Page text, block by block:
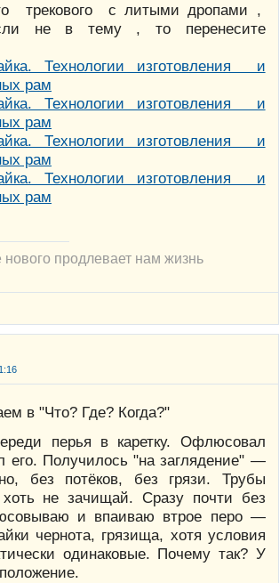
трекового с литыми дропами ,
не в тему , то перенесите
нового продлевает нам жизнь
в "Что? Где? Когда?"
перья в каретку. Офлюсовал
его. Получилось "на заглядение" —
без потёков, без грязи. Трубы
не зачищай. Сразу почти без
и впаиваю втрое перо —
чернота, грязища, хотя условия
одинаковые. Почему так? У